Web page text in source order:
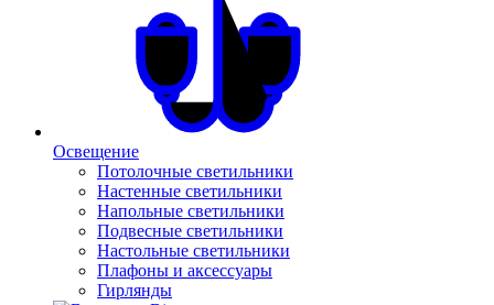
Освещение
Потолочные светильники
Настенные светильники
Напольные светильники
Подвесные светильники
Настольные светильники
Плафоны и аксессуары
Гирлянды